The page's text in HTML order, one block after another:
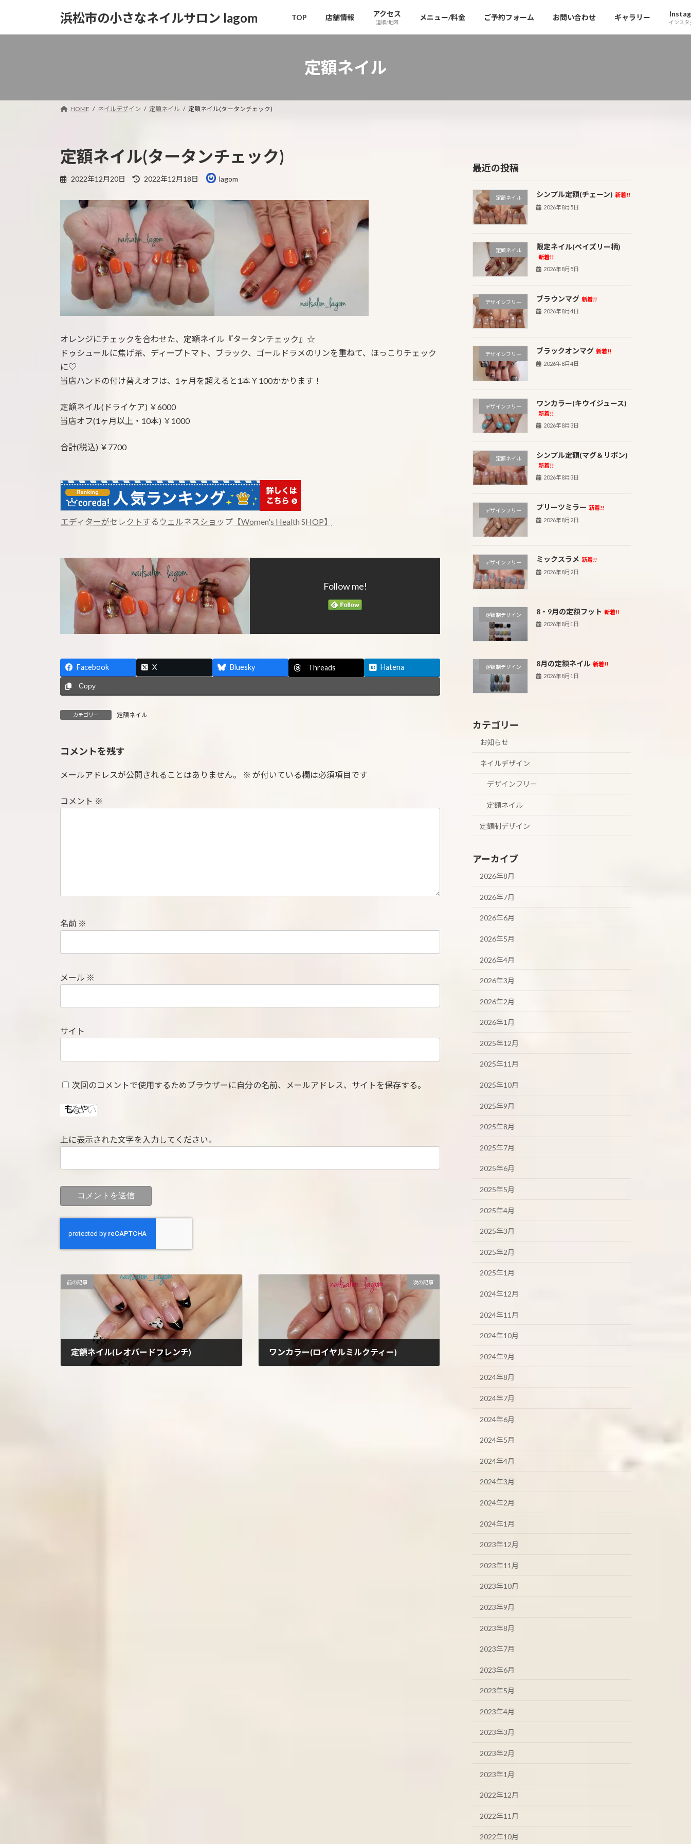
浜松市の小さなネイルサロン lagom TOP 店舗情報 アクセス
道順/地図
メニュー/料金 ご予約フォーム お問い合わせ ギャラリー
インスタ
定額ネイル
HOME ネイルデザイン 定額ネイル 定額ネイル(タータンチェック)
定額ネイル(タータンチェック)
2022年12月20日
最
新
日
2022年12月18日 lagom
オレンジにチェックを合わせた、定額ネイル『タータンチェック』☆
ドゥシュールに焦げ茶、ディープトマト、ブラック、ゴールドラメのリンを重ねて、ほっこりチェック
に♡
当店ハンドの付け替えオフは、1ヶ月を超えると1本￥100かかります！
定額ネイル(ドライケア) ￥6000
当店オフ(1ヶ月以上・10本) ￥1000
合計(税込) ￥7700
エディターがセレクトするウェルネスショップ【Women's Health SHOP】
Follow me!
Facebook X Bluesky Threads Hatena
Copy
カテゴリー 定額ネイル
コメントを残す
メールアドレスが公開されることはありません。 ※ が付いている欄は必須項目です
コメント ※
名前 ※
メール ※
サイト
次回のコメントで使用するためブラウザーに自分の名前、メールアドレス、サイトを保存する。
上に表示された文字を入力してください。
前の記事
定額ネイル(レオパードフレンチ)
次の記事
ワンカラー(ロイヤルミルクティー)
最近の投稿
定額ネイル シンプル定額(チェーン) 新着!!
2026年8月5日
定額ネイル 限定ネイル(ペイズリー柄)
新着!!
2026年8月5日
デザインフリー ブラウンマグ 新着!!
2026年8月4日
デザインフリー ブラックオンマグ 新着!!
2026年8月4日
デザインフリー ワンカラー(キウイジュース)
新着!!
2026年8月3日
定額ネイル シンプル定額(マグ＆リボン)
新着!!
2026年8月3日
デザインフリー プリーツミラー 新着!!
2026年8月2日
デザインフリー ミックスラメ 新着!!
2026年8月2日
定額制デザイン 8・9月の定額フット 新着!!
2026年8月1日
定額制デザイン 8月の定額ネイル 新着!!
2026年8月1日
カテゴリー
お知らせ
ネイルデザイン
デザインフリー
定額ネイル
定額制デザイン
アーカイブ
2026年8月
2026年7月
2026年6月
2026年5月
2026年4月
2026年3月
2026年2月
2026年1月
2025年12月
2025年11月
2025年10月
2025年9月
2025年8月
2025年7月
2025年6月
2025年5月
2025年4月
2025年3月
2025年2月
2025年1月
2024年12月
2024年11月
2024年10月
2024年9月
2024年8月
2024年7月
2024年6月
2024年5月
2024年4月
2024年3月
2024年2月
2024年1月
2023年12月
2023年11月
2023年10月
2023年9月
2023年8月
2023年7月
2023年6月
2023年5月
2023年4月
2023年3月
2023年2月
2023年1月
2022年12月
2022年11月
2022年10月